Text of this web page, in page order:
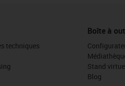
techniques
Boîte à
Stand
Blog